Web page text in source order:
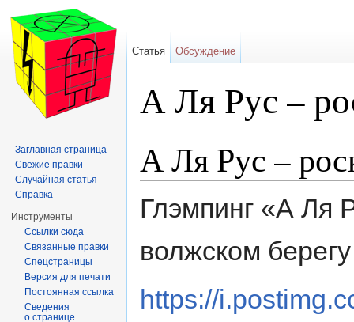
А Ля Рус –
А Ля Рус –
Глэмпинг «А Ля
волжском берегу
https://
Статья Обсуждение
Заглавная страница
Свежие правки
Случайная статья
Справка
Инструменты
Ссылки сюда
Связанные правки
Спецстраницы
Версия для печати
Постоянная ссылка
Сведения
о странице